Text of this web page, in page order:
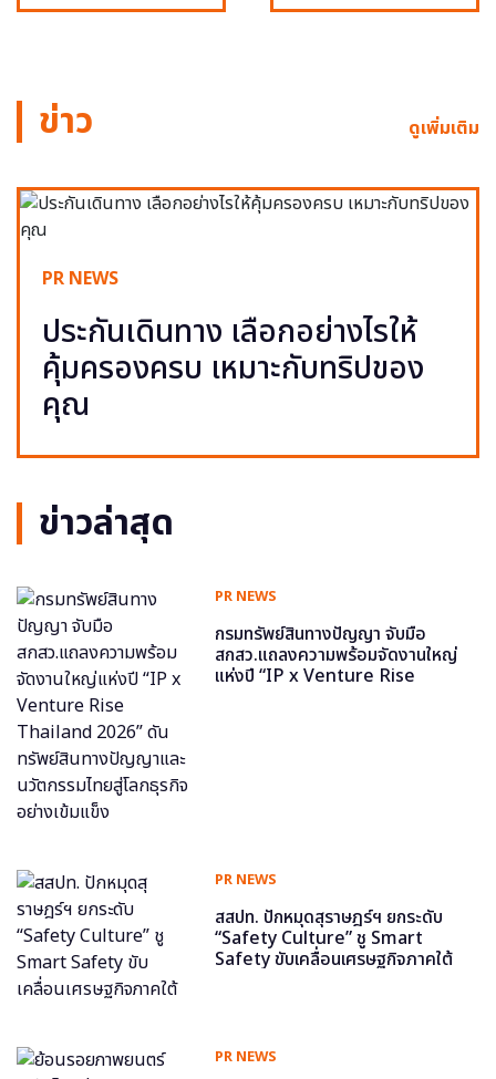
ข่าว ดูเพิ่มเติม
PR NEWS
ประกันเดินทาง เลือกอย่างไรให้
คุ้มครองครบ เหมาะกับทริปของ
คุณ
ข่าวล่าสุด
PR NEWS
กรมทรัพย์สินทางปัญญา จับมือ
สกสว.แถลงความพร้อมจัดงานใหญ่
แห่งปี “IP x Venture Rise
PR NEWS
สสปท. ปักหมุดสุราษฎร์ฯ ยกระดับ
“Safety Culture” ชู Smart
Safety ขับเคลื่อนเศรษฐกิจภาคใต้
PR NEWS